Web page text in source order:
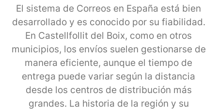
El sistema de Correos en España está bien
desarrollado y es conocido por su fiabilidad.
En Castellfollit del Boix, como en otros
municipios, los envíos suelen gestionarse de
manera eficiente, aunque el tiempo de
entrega puede variar según la distancia
desde los centros de distribución más
grandes. La historia de la región y su